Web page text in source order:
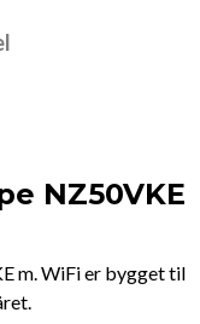
NZ50VKE
m. WiFi er bygget til